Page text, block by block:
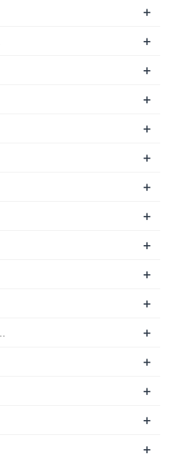
+
+
+
+
+
+
+
+
+
+
+
+
+
+
+
+